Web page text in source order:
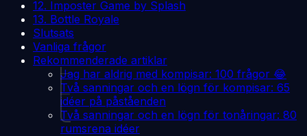
12. Imposter Game by Splash
13. Bottle Royale
Slutsats
Vanliga frågor
Rekommenderade artiklar
Jag har aldrig med kompisar: 100 frågor 😂
Två sanningar och en lögn för kompisar: 65
idéer på påståenden
Två sanningar och en lögn för tonåringar: 80
rumsrena idéer